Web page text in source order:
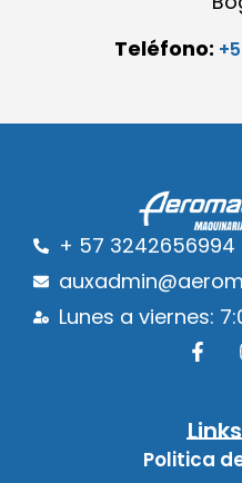
Teléfono:
+ 57 3242656994
Lunes a viernes:
Politica